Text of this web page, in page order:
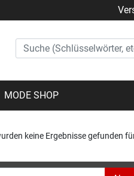
MODE SHOP
keine Ergebnisse gefunden